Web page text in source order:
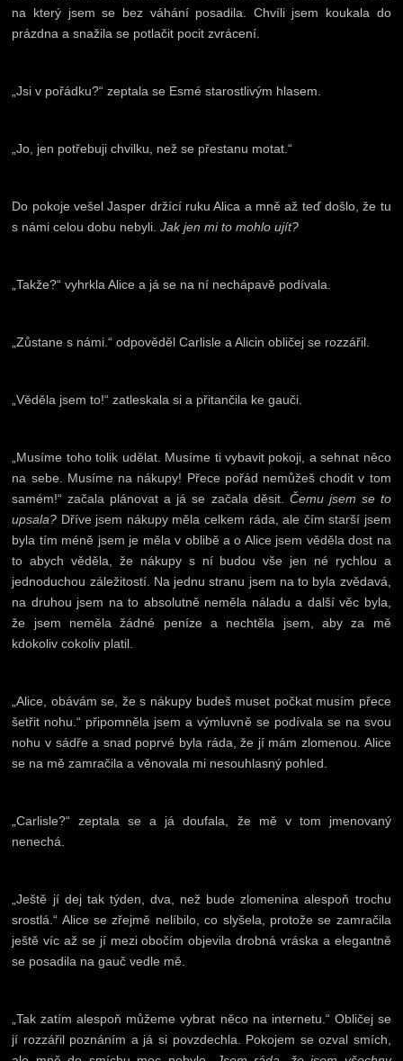
na který jsem se bez váhání posadila. Chvíli jsem koukala do
prázdna a snažila se potlačit pocit zvrácení.
„Jsi v pořádku?“ zeptala se Esmé starostlivým hlasem.
„Jo, jen potřebuji chvilku, než se přestanu motat.“
Do pokoje vešel Jasper držící ruku Alica a mně až teď došlo, že tu
s námi celou dobu nebyli.Jak jen mi to mohlo ujít?
„Takže?“ vyhrkla Alice a já se na ní nechápavě podívala.
„Zůstane s námi.“ odpověděl Carlisle a Alicin obličej se rozzářil.
„Věděla jsem to!“ zatleskala si a přitančila ke gauči.
„Musíme toho tolik udělat. Musíme ti vybavit pokoji, a sehnat něco
na sebe. Musíme na nákupy! Přece pořád nemůžeš chodit v tom
samém!“ začala plánovat a já se začala děsit. Čemu jsem se to
upsala? Dříve jsem nákupy měla celkem ráda, ale čím starší jsem
byla tím méně jsem je měla v oblibě a o Alice jsem věděla dost na
to abych věděla, že nákupy s ní budou vše jen né rychlou a
jednoduchou záležitostí. Na jednu stranu jsem na to byla zvědavá,
na druhou jsem na to absolutně neměla náladu a další věc byla,
že jsem neměla žádné peníze a nechtěla jsem, aby za mě
kdokoliv cokoliv platil.
„Alice, obávám se, že s nákupy budeš muset počkat musím přece
šetřit nohu.“ připomněla jsem a výmluvně se podívala se na svou
nohu v sádře a snad poprvé byla ráda, že jí mám zlomenou. Alice
se na mě zamračila a věnovala mi nesouhlasný pohled.
„Carlisle?“ zeptala se a já doufala, že mě v tom jmenovaný
nenechá.
„Ještě jí dej tak týden, dva, než bude zlomenina alespoň trochu
srostlá.“ Alice se zřejmě nelíbilo, co slyšela, protože se zamračila
ještě víc až se jí mezi obočím objevila drobná vráska a elegantně
se posadila na gauč vedle mě.
„Tak zatím alespoň můžeme vybrat něco na internetu.“ Obličej se
jí rozzářil poznáním a já si povzdechla. Pokojem se ozval smích,